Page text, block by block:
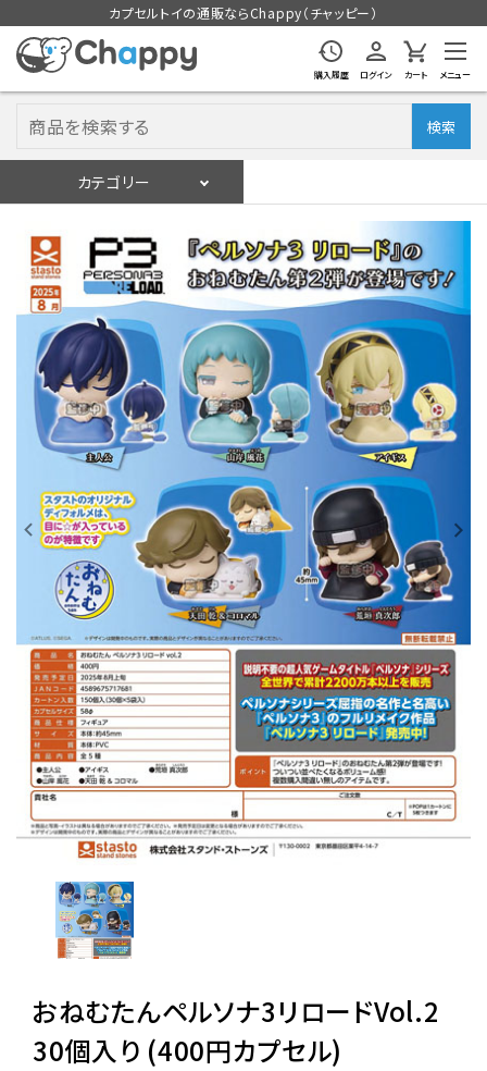
カプセルトイの通販ならChappy（チャッピー）
購入履歴 ログイン カート メニュー
検索
カテゴリー
ログイン 会員登録
入荷スケジュールをチェック
カプセルトイマシン本体
カプセルトイ
販促用空カプセル
レンタル
景品・玩具・文具
販促用カプセルトイ
よくあるご質問
ご利用ガイド
06-6282-7659
おねむたんペルソナ3リロードVol.2
30個入り (400円カプセル)